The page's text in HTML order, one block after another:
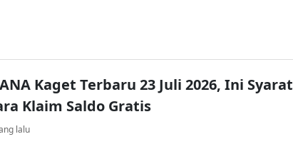
Kaget Terbaru 23 Juli 2026, Ini Syarat
Klaim Saldo Gratis
lalu